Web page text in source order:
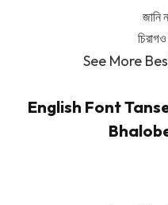
জানি
See More
English Font